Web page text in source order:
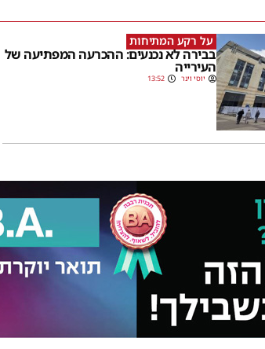
על רקע המתיחות
בבירה לא נכנעים: ההכרעה המפתיעה של
העירייה
יוסי וינר 13:52